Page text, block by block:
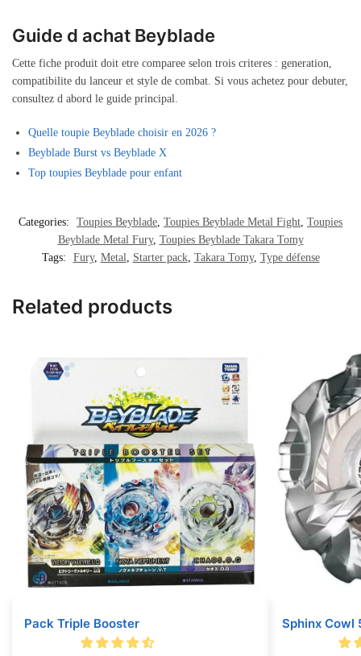
Guide d achat Beyblade
Cette fiche produit doit etre comparee selon trois criteres : generation,
compatibilite du lanceur et style de combat. Si vous achetez pour debuter,
consultez d abord le guide principal.
Quelle toupie Beyblade choisir en 2026 ?
Beyblade Burst vs Beyblade X
Top toupies Beyblade pour enfant
Categories: Toupies Beyblade, Toupies Beyblade Metal Fight, Toupies
Beyblade Metal Fury, Toupies Beyblade Takara Tomy
Tags:
Fury, Metal, Starter pack, Takara Tomy, Type défense
Related products
Pack Triple Booster Sphinx Cowl